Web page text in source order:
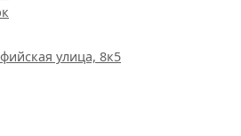
улица, 8к5